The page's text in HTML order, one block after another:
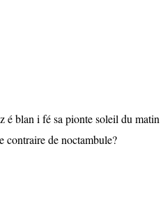
é blan i fé sa pionte soleil du matin
de noctambule?